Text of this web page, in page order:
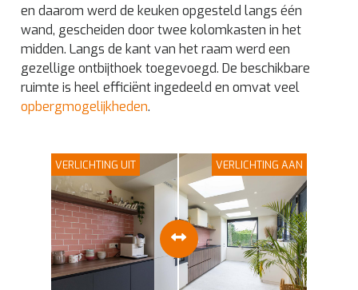
en daarom werd de keuken opgesteld langs één
wand, gescheiden door twee kolomkasten in het
midden. Langs de kant van het raam werd een
gezellige ontbijthoek toegevoegd. De beschikbare
ruimte is heel efficiënt ingedeeld en omvat veel
opbergmogelijkheden.
VERLICHTING AAN
VERLICHTING UIT